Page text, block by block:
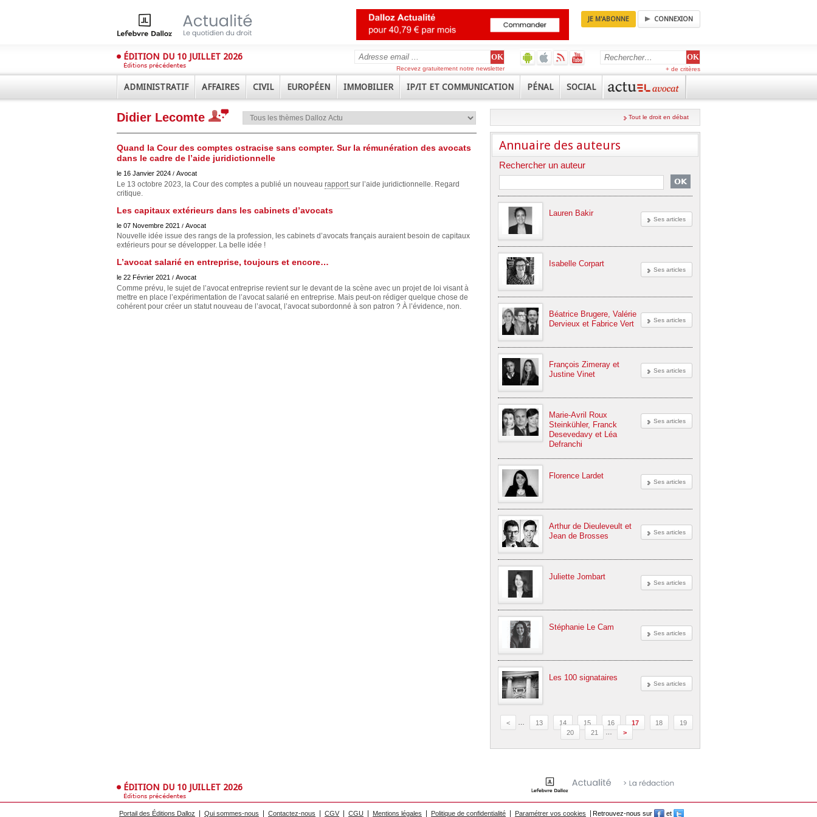
JE M'ABONNE CONNEXION
ÉDITION DU 10 JUILLET 2026
Éditions précédentes
+ de critères
Recevez gratuitement notre newsletter
ADMINISTRATIF AFFAIRES CIVIL EUROPÉEN IMMOBILIER IP/IT ET COMMUNICATION PÉNAL SOCIAL
Didier Lecomte
Quand la Cour des comptes ostracise sans compter. Sur la rémunération des avocats
dans le cadre de l’aide juridictionnelle
le 16 Janvier 2024 / Avocat
Le 13 octobre 2023, la Cour des comptes a publié un nouveau rapport sur l’aide juridictionnelle. Regard
critique.
Les capitaux extérieurs dans les cabinets d’avocats
le 07 Novembre 2021 / Avocat
Nouvelle idée issue des rangs de la profession, les cabinets d’avocats français auraient besoin de capitaux
extérieurs pour se développer. La belle idée !
L’avocat salarié en entreprise, toujours et encore…
le 22 Février 2021 / Avocat
Comme prévu, le sujet de l’avocat entreprise revient sur le devant de la scène avec un projet de loi visant à
mettre en place l’expérimentation de l’avocat salarié en entreprise. Mais peut-on rédiger quelque chose de
cohérent pour créer un statut nouveau de l’avocat, l’avocat subordonné à son patron ? À l’évidence, non.
Tout le droit en débat
Annuaire des auteurs
Rechercher un auteur
Ses articles
Lauren Bakir
Ses articles
Isabelle Corpart
Ses articles
Béatrice Brugere, Valérie
Dervieux et Fabrice Vert
Ses articles
François Zimeray et
Justine Vinet
Ses articles
Marie-Avril Roux
Steinkühler, Franck
Desevedavy et Léa
Defranchi
Ses articles
Florence Lardet
Ses articles
Arthur de Dieuleveult et
Jean de Brosses
Ses articles
Juliette Jombart
Ses articles
Stéphanie Le Cam
Ses articles
Les 100 signataires
< 13 14 15 16 17 18
19
20
21 >
ÉDITION DU 10 JUILLET 2026
Éditions précédentes
Portail des Éditions Dalloz Qui sommes-nous Contactez-nous CGV CGU Mentions légales Politique de confidentialité Paramétrer vos cookies Retrouvez-nous sur et